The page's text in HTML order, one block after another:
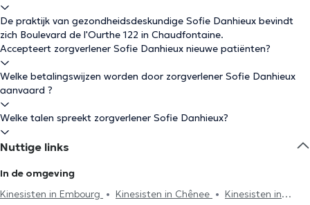
De praktijk van gezondheidsdeskundige Sofie Danhieux bevindt
zich Boulevard de l'Ourthe 122 in Chaudfontaine.
Accepteert zorgverlener Sofie Danhieux nieuwe patiënten?
Welke betalingswijzen worden door zorgverlener Sofie Danhieux
aanvaard ?
Welke talen spreekt zorgverlener Sofie Danhieux?
Nuttige links
In de omgeving
Kinesisten in Embourg
Kinesisten in Chênee
Kinesisten in